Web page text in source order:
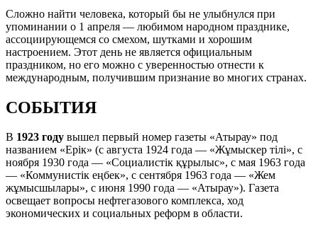
Сложно найти человека, который бы не улыбнулся при
упоминании о 1 апреля — любимом народном празднике,
ассоциирующемся со смехом, шутками и хорошим
настроением. Этот день не является официальным
праздником, но его можно с уверенностью отнести к
международным, получившим признание во многих странах.
СОБЫТИЯ
В 1923 году вышел первый номер газеты «Атырау» под
названием «Ерік» (с августа 1924 года — «Жұмыскер тілі», с
ноября 1930 года — «Социалистік құрылыс», с мая 1963 года
— «Коммунистік еңбек», с сентября 1963 года — «Жем
жұмысшылары», с июня 1990 года — «Атырау»). Газета
освещает вопросы нефтегазового комплекса, ход
экономических и социальных реформ в области.